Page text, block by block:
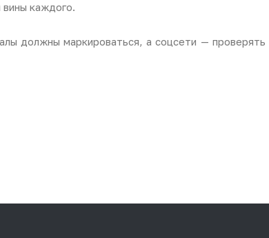
каждого.
должны маркироваться, а соцсети —